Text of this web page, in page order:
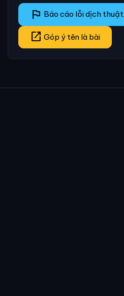
flag Báo cáo lỗi dịch thuật
open_in_new Góp ý tên là bài